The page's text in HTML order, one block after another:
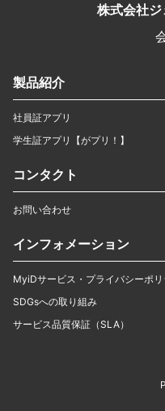
株式会社
製品紹介
社員証アプリ
学生証アプリ【がプリ！】
コンタクト
お問い合わせ
インフォメーション
MyiDサービス・プライバシーポリ
SDGsへの取り組み
サービス品質保証（SLA）